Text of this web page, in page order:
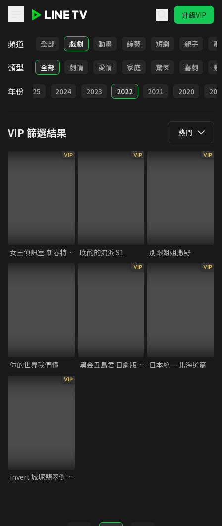
升級VIP
頻道 全部 戲劇 動畫 綜藝 短劇 親子 電
類型 全部 劇情 愛情 家庭 驚悚 喜劇 動
年份 2025 2024 2023 2022 2021 2020
VIP 篩選結果 熱門
VIP
女王偵訊室 新春特別篇2022
VIP
晚酌的流派 S1
VIP
別跟姐姐撒野
你的世界我們懂
VIP
黑金丑島君 日劇版外傳─黑金犀原小姐
VIP
日本統一 北海道篇
VIP
invert 城塚翡翠倒敘集